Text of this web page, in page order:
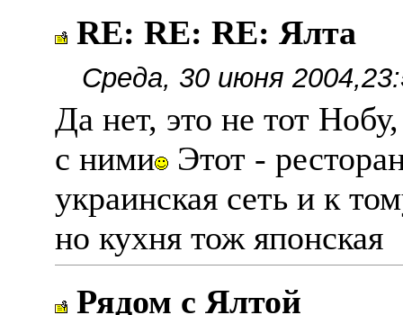
RE: RE: RE: Ялта
Среда, 30 июня
Да нет, это не тот
с ними
Этот -
украинская сеть и к
но кухня тож японская
Рядом с Ялтой